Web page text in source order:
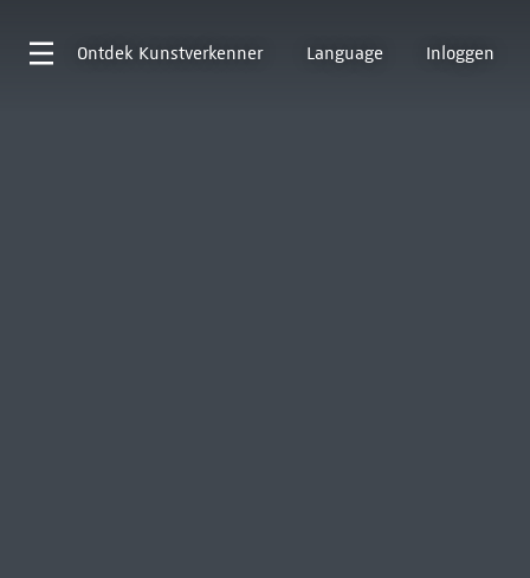
Ontdek Kunstverkenner Language Inloggen